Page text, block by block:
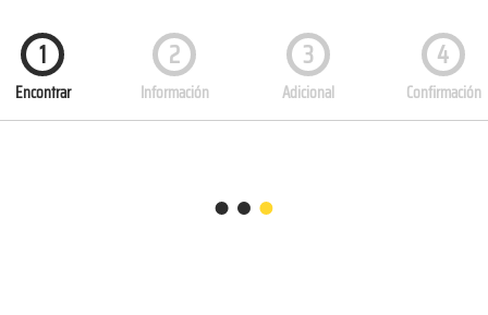
1
Encontrar
2
Información
3
Adicional
4
Confirmación